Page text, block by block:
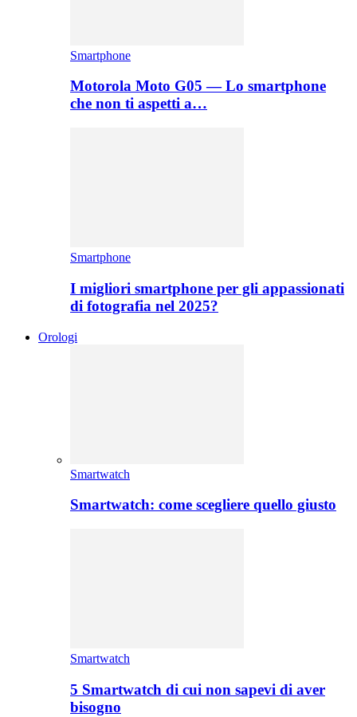
Smartphone
Motorola Moto G05 — Lo smartphone
che non ti aspetti a…
Smartphone
I migliori smartphone per gli appassionati
di fotografia nel 2025?
Orologi
Smartwatch
Smartwatch: come scegliere quello giusto
Smartwatch
5 Smartwatch di cui non sapevi di aver
bisogno